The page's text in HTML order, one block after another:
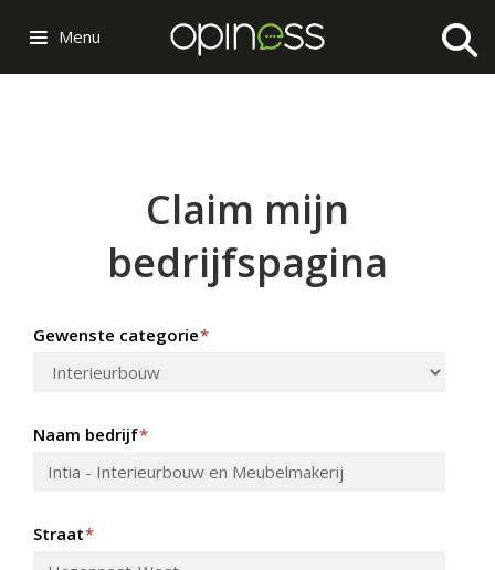
Menu
Claim mijn
bedrijfspagina
Gewenste categorie*
Naam bedrijf*
Straat*